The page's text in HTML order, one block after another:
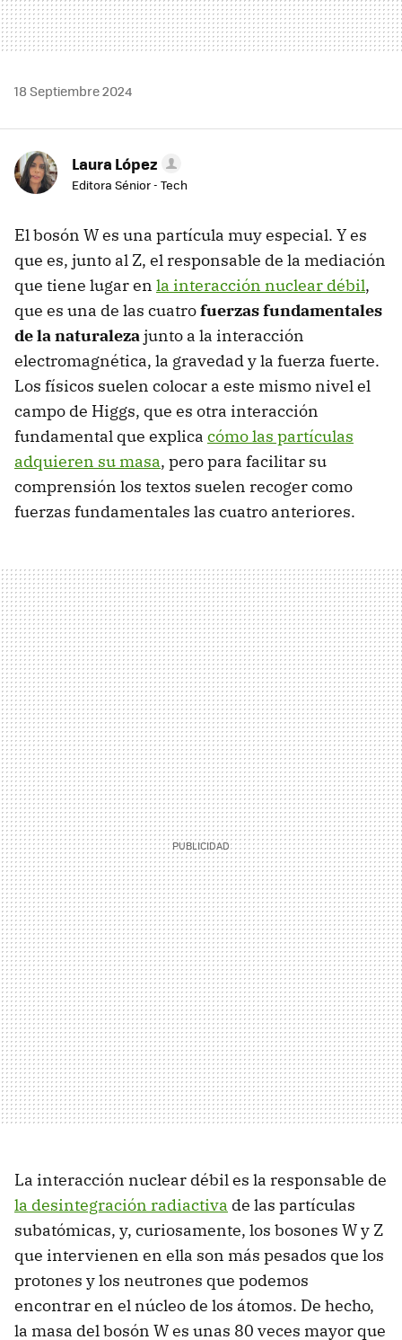
18 Septiembre 2024
Laura López
Editora Sénior - Tech
El bosón W es una partícula muy especial. Y es
que es, junto al Z, el responsable de la mediación
que tiene lugar en la interacción nuclear débil,
que es una de las cuatrofuerzas fundamentales
de la naturalezajunto a la interacción
electromagnética, la gravedad y la fuerza fuerte.
Los físicos suelen colocar a este mismo nivel el
campo de Higgs, que es otra interacción
fundamental que explica cómo las partículas
adquieren su masa, pero para facilitar su
comprensión los textos suelen recoger como
fuerzas fundamentales las cuatro anteriores.
La interacción nuclear débil es la responsable de
la desintegración radiactiva de las partículas
subatómicas, y, curiosamente, los bosones W y Z
que intervienen en ella son más pesados que los
protones y los neutrones que podemos
encontrar en el núcleo de los átomos. De hecho,
la masa del bosón W es unas 80 veces mayor que